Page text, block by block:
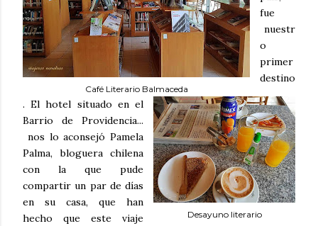
Café Literario Balmaceda
Desayuno literario
fue
nuestr
o
primer
destino
. El hotel situado en el
Barrio de Providencia...
nos lo aconsejó Pamela
Palma, bloguera chilena
con la que pude
compartir un par de días
en su casa, que han
hecho que este viaje